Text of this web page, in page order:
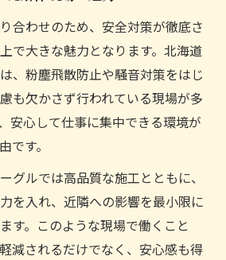
合わせのため、安全対策が徹底さ
で大きな魅力となります。北海道
、粉塵飛散防止や騒音対策をはじ
も欠かさず行われている現場が多
安心して仕事に集中できる環境が
です。
グルでは高品質な施工とともに、
を入れ、近隣への影響を最小限に
す。このような現場で働くこと
減されるだけでなく、安心感も得